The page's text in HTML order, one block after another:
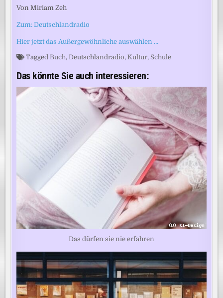
Von Miriam Zeh
Zum: Deutschlandradio
Hier jetzt das Außergewöhnliche auswählen …
Tagged Buch, Deutschlandradio,Kultur, Schule
Das könnte Sie auch interessieren:
Das dürfen sie nie erfahren